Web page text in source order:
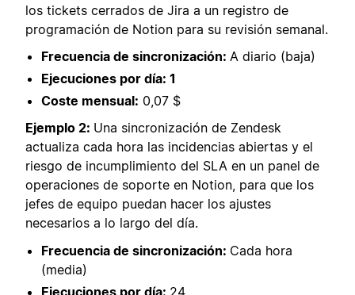
los tickets cerrados de Jira a un registro de
programación de Notion para su revisión semanal.
Frecuencia de sincronización: A diario (baja)
Ejecuciones por día: 1
Coste mensual: 0,07 $
Ejemplo 2: Una sincronización de Zendesk
actualiza cada hora las incidencias abiertas y el
riesgo de incumplimiento del SLA en un panel de
operaciones de soporte en Notion, para que los
jefes de equipo puedan hacer los ajustes
necesarios a lo largo del día.
Frecuencia de sincronización: Cada hora
(media)
Ejecuciones por día: 24